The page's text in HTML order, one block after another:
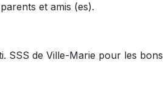
et amis (es).
SSS de Ville-Marie pour les bons